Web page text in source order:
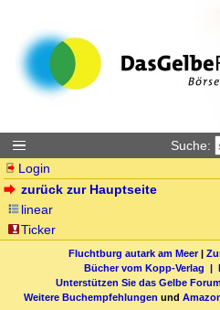
Suche:
Login
zurück zur Hauptseite
linear
Ticker
Fluchtburg autark am Meer|
Bücher vom Kopp-Verlag |
Unterstützen Sie das Gelbe
Weitere Buchempfehlungen und